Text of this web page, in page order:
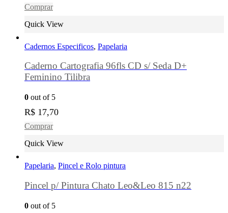
Comprar
Quick View
Cadernos Especificos, Papelaria
Caderno Cartografia 96fls CD s/ Seda D+
Feminino Tilibra
0 out of 5
R$ 17,70
Comprar
Quick View
Papelaria, Pincel e Rolo pintura
Pincel p/ Pintura Chato Leo&Leo 815 n22
0 out of 5